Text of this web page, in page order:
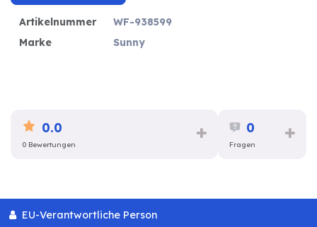
Artikelnummer
WF-938599
Marke
Sunny
0.0
0 Bewertungen
0
Fragen
EU-Verantwortliche Person